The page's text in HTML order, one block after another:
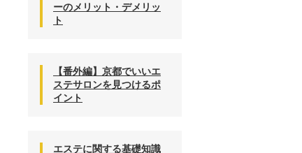
ーのメリット・デメリッ
ト
【番外編】京都でいいエ
ステサロンを見つけるポ
イント
エステに関する基礎知識